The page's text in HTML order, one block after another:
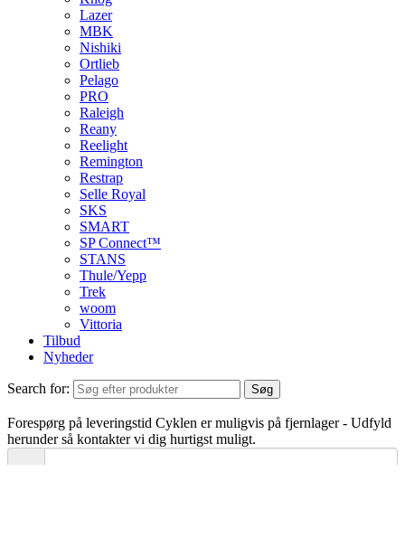
Lazer
MBK
Nishiki
Ortlieb
Pelago
PRO
Raleigh
Reany
Reelight
Remington
Restrap
Selle Royal
SKS
SMART
SP Connect™
STANS
Thule/Yepp
Trek
woom
Vittoria
Tilbud
Nyheder
Search for: Søg
Forespørg på leveringstid Cyklen er muligvis på fjernlager - Udfyld
herunder så kontakter vi dig hurtigst muligt.